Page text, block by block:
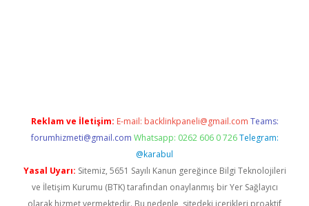
Reklam ve İletişim: E-mail: backlinkpaneli@gmail.com Teams:
forumhizmeti@gmail.com Whatsapp: 0262 606 0 726 Telegram:
@karabul
Yasal Uyarı: Sitemiz, 5651 Sayılı Kanun gereğince Bilgi Teknolojileri
ve İletişim Kurumu (BTK) tarafından onaylanmış bir Yer Sağlayıcı
olarak hizmet vermektedir. Bu nedenle, sitedeki içerikleri proaktif